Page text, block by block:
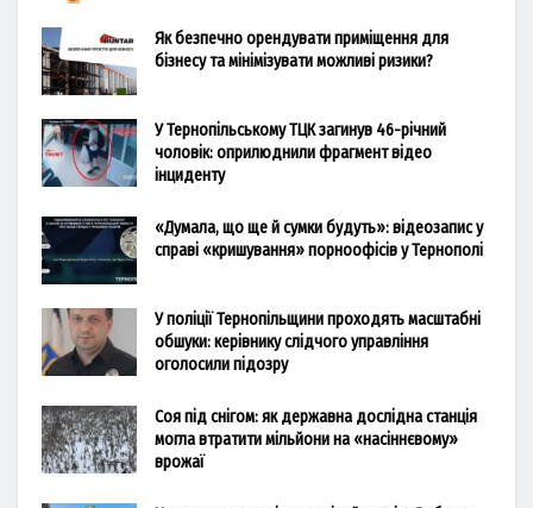
Як безпечно орендувати приміщення для
бізнесу та мінімізувати можливі ризики?
У Тернопільському ТЦК загинув 46-річний
чоловік: оприлюднили фрагмент відео
інциденту
«Думала, що ще й сумки будуть»: відеозапис у
справі «кришування» порноофісів у Тернополі
У поліції Тернопільщини проходять масштабні
обшуки: керівнику слідчого управління
оголосили підозру
Соя під снігом: як державна дослідна станція
могла втратити мільйони на «насіннєвому»
врожаї